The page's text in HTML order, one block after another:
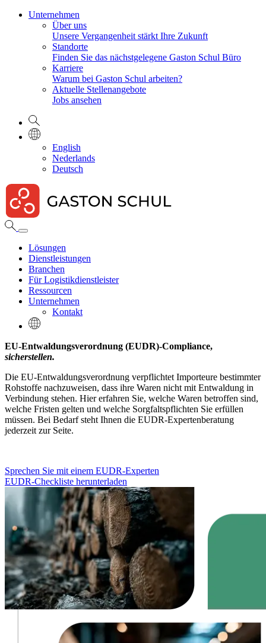
Unternehmen
Über uns
Unsere Vergangenheit stärkt Ihre Zukunft
Standorte
Finden Sie das nächstgelegene Gaston Schul Büro
Karriere
Warum bei Gaston Schul arbeiten?
Aktuelle Stellenangebote
Jobs ansehen
English
Nederlands
Deutsch
Lösungen
Dienstleistungen
Branchen
Für Logistikdienstleister
Ressourcen
Unternehmen
Kontakt
EU-Entwaldungsverordnung (EUDR)-Compliance,
sicherstellen.
Die EU-Entwaldungsverordnung verpflichtet Importeure bestimmter
Rohstoffe nachzuweisen, dass ihre Waren nicht mit Entwaldung in
Verbindung stehen. Hier erfahren Sie, welche Waren betroffen sind,
welche Fristen gelten und welche Sorgfaltspflichten Sie erfüllen
müssen. Bei Bedarf steht Ihnen die EUDR-Expertenberatung
jederzeit zur Seite.
Sprechen Sie mit einem EUDR-Experten
EUDR-Checkliste herunterladen